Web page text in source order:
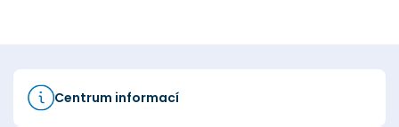
Centrum informací